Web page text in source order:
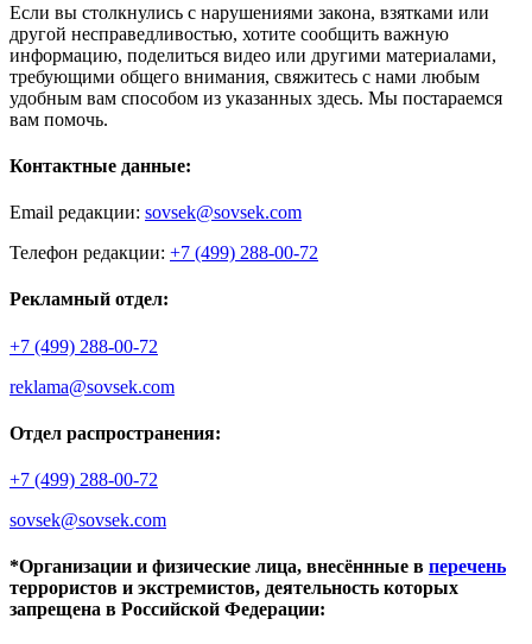
Если вы столкнулись с нарушениями закона, взятками или
другой несправедливостью, хотите сообщить важную
информацию, поделиться видео или другими материалами,
требующими общего внимания, свяжитесь с нами любым
удобным вам способом из указанных здесь. Мы постараемся
вам помочь.
Контактные данные:
Email редакции: sovsek@sovsek.com
Телефон редакции: +7 (499) 288-00-72
Рекламный отдел:
+7 (499) 288-00-72
reklama@sovsek.com
Отдел распространения:
+7 (499) 288-00-72
sovsek@sovsek.com
*Организации и физические лица, внесённные в перечень
террористов и экстремистов, деятельность которых
запрещена в Российской Федерации: